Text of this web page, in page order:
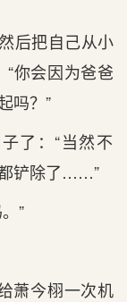
后‌把自己从小
你会因为爸爸
吗？”
了：“当然不‌
铲除了……”
”
萧今栩一次机